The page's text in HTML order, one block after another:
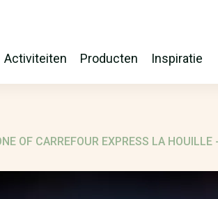
Activiteiten Producten Inspiratie
OF CARREFOUR EXPRESS LA HOUILLE